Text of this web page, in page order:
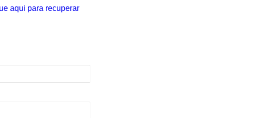
aqui para recuperar